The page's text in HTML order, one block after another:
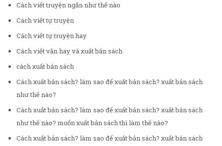
Cách viết truyện ngắn như thế nào
Cách viết tự truyện
Cách viết tự truyện hay
Cách viết văn hay và xuất bản sách
cách xuất bản sách
Cách xuất bản sách? làm sao để xuất bản sách? xuất bản sách
như thế nào?
Cách xuất bản sách? làm sao để xuất bản sách? xuất bản sách
như thế nào? muốn xuất bản sách thì làm thế nào?
Cách xuất bản sách? làm sao để xuất bản sách? xuất bản sách